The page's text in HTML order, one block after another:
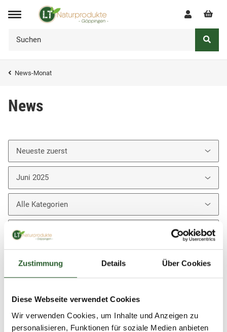
Zustimmung Details Über Cookies
Diese Webseite verwendet Cookies
Wir verwenden Cookies, um Inhalte und Anzeigen zu
personalisieren, Funktionen für soziale Medien anbieten
News-Monat
News
Einträge insgesamt: 1